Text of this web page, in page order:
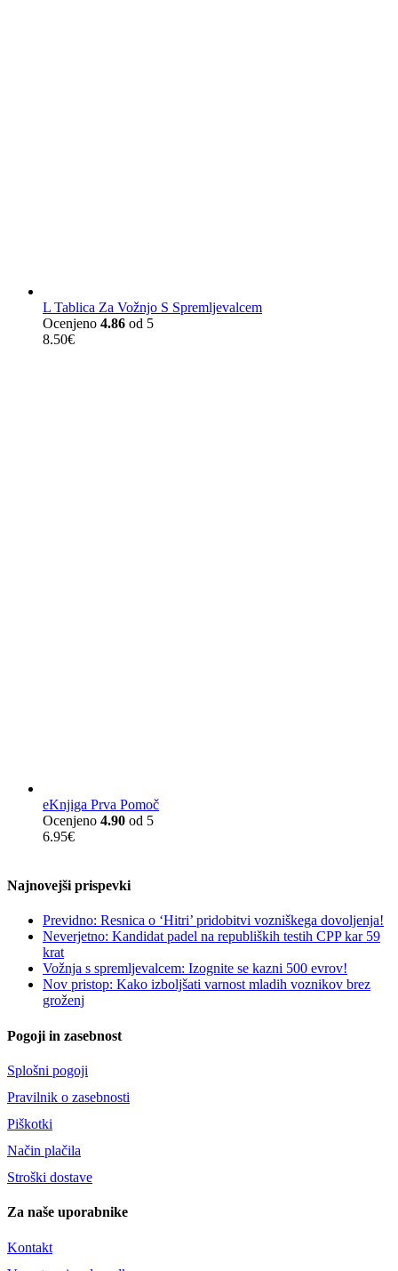
L Tablica Za Vožnjo S Spremljevalcem
Ocenjeno 4.86 od 5
8.50€
eKnjiga Prva Pomoč
Ocenjeno 4.90 od 5
6.95€
Najnovejši prispevki
Previdno: Resnica o ‘Hitri’ pridobitvi vozniškega dovoljenja!
Neverjetno: Kandidat padel na republiških testih CPP kar 59
krat
Vožnja s spremljevalcem: Izognite se kazni 500 evrov!
Nov pristop: Kako izboljšati varnost mladih voznikov brez
groženj
Pogoji in zasebnost
Splošni pogoji
Pravilnik o zasebnosti
Piškotki
Način plačila
Stroški dostave
Za naše uporabnike
Kontakt